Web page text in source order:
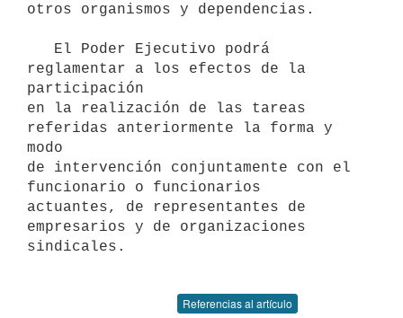
otros organismos y dependencias.
reglamentar a los efectos de la
participación
en la realización de las tareas
referidas anteriormente la forma y
modo
de intervención conjuntamente con el
funcionario o funcionarios
actuantes, de representantes de
empresarios y de organizaciones
sindicales.
Referencias al artículo